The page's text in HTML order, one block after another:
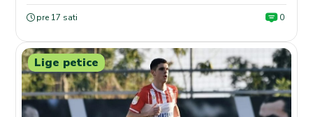
pre 17 sati 0
Lige petice